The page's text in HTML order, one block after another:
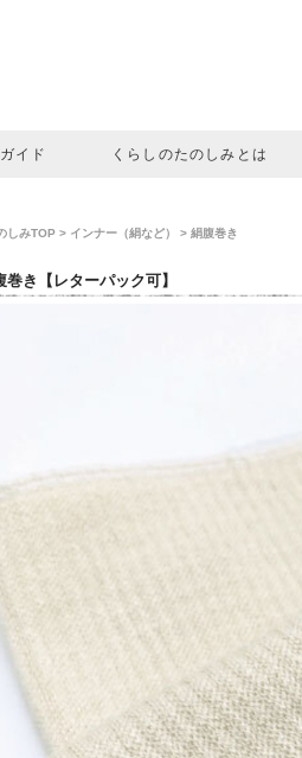
イド くらしのたのしみとは
しみTOP > インナー（絹など） > 絹腹巻き
き【レターパック可】